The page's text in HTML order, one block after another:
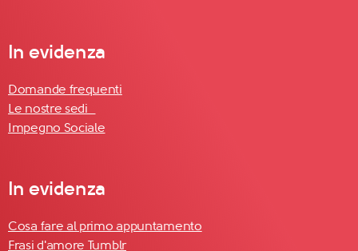
In evidenza
Domande frequenti
Le nostre sedi
Impegno Sociale
In evidenza
Cosa fare al primo appuntamento
Frasi d'amore Tumblr